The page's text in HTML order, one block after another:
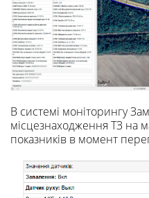
В системі моніторингу
місцезнаходження ТЗ на
показників в момент